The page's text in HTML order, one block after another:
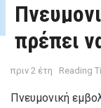
πρέπει
πριν 2 έτη Reading
Πνευμονική